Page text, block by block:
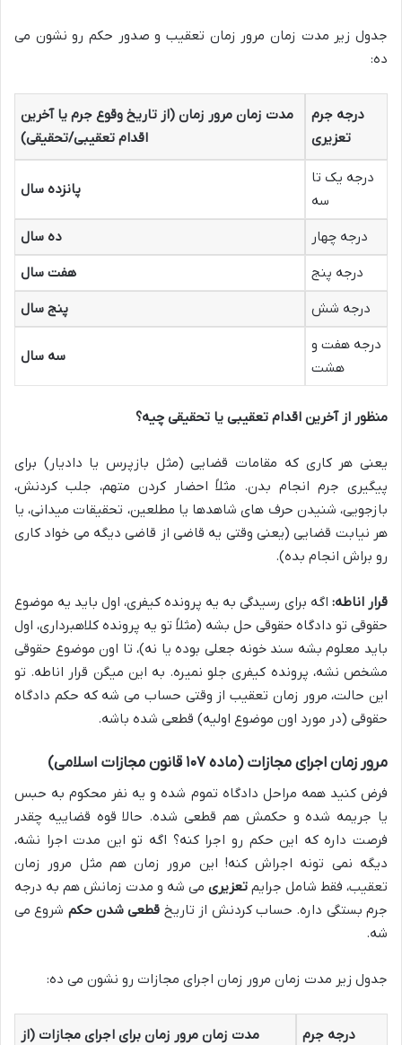
جدول زیر مدت زمان مرور زمان تعقیب و صدور حکم رو نشون می
ده:
درجه جرم
تعزیری
مدت زمان مرور زمان (از تاریخ وقوع جرم یا آخرین
اقدام تعقیبی/تحقیقی)
درجه یک تا
سه
پانزده سال
درجه چهار
ده سال
درجه پنج
هفت سال
درجه شش
پنج سال
درجه هفت و
هشت
سه سال
منظور از آخرین اقدام تعقیبی یا تحقیقی چیه؟
یعنی هر کاری که مقامات قضایی (مثل بازپرس یا دادیار) برای
پیگیری جرم انجام بدن. مثلاً احضار کردن متهم، جلب کردنش،
بازجویی، شنیدن حرف های شاهدها یا مطلعین، تحقیقات میدانی، یا
هر نیابت قضایی (یعنی وقتی یه قاضی از قاضی دیگه می خواد کاری
رو براش انجام بده).
قرار اناطه: اگه برای رسیدگی به یه پرونده کیفری، اول باید یه موضوع
حقوقی تو دادگاه حقوقی حل بشه (مثلاً تو یه پرونده کلاهبرداری، اول
باید معلوم بشه سند خونه جعلی بوده یا نه)، تا اون موضوع حقوقی
مشخص نشه، پرونده کیفری جلو نمیره. به این میگن قرار اناطه. تو
این حالت، مرور زمان تعقیب از وقتی حساب می شه که حکم دادگاه
حقوقی (در مورد اون موضوع اولیه) قطعی شده باشه.
مرور زمان اجرای مجازات (ماده ۱۰۷ قانون مجازات اسلامی)
فرض کنید همه مراحل دادگاه تموم شده و یه نفر محکوم به حبس
یا جریمه شده و حکمش هم قطعی شده. حالا قوه قضاییه چقدر
فرصت داره که این حکم رو اجرا کنه؟ اگه تو این مدت اجرا نشه،
دیگه نمی تونه اجراش کنه! این مرور زمان هم مثل مرور زمان
تعقیب، فقط شامل جرایم تعزیری می شه و مدت زمانش هم به درجه
جرم بستگی داره. حساب کردنش از تاریخ قطعی شدن حکم شروع می
شه.
جدول زیر مدت زمان مرور زمان اجرای مجازات رو نشون می ده:
درجه جرم
مدت زمان مرور زمان برای اجرای مجازات (از